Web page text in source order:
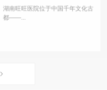
湖南旺旺医院位于中国千年文化古
都——...